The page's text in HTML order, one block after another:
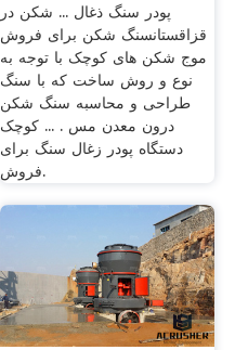
پودر سنگ ذغال ... شکن در
قزاقستانسنگ شکن برای فروش
موج شکن های کوچک با توجه به
نوع و روش ساخت که با سنگ
طراحى و محاسبه سنگ شکن
درون معدن مس . ... کوچک
دستگاه پودر زغال سنگ برای
فروش.